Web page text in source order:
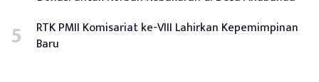
RTK PMII Komisariat ke-VIII Lahirkan Kepemimpinan
Baru